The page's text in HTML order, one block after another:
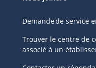
Demande de service
Trouver le centre de
associé à un